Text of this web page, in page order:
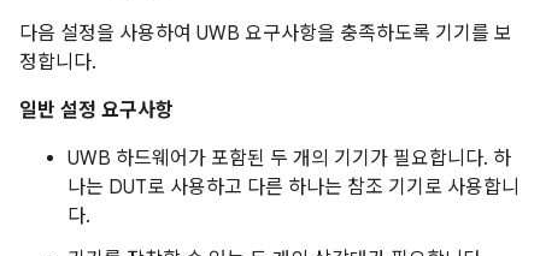
다음 설정을 사용하여 UWB 요구사항을 충족하도록 기기를 보
정합니다.
일반 설정 요구사항
UWB 하드웨어가 포함된 두 개의 기기가 필요합니다. 하
나는 DUT로 사용하고 다른 하나는 참조 기기로 사용합니
다.